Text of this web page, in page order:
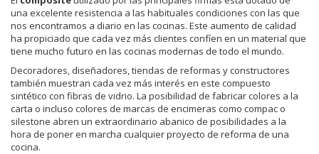
una excelente resistencia a las habituales condiciones con las que
nos encontramos a diario en las cocinas. Este aumento de calidad
ha propiciado que cada vez más clientes confíen en un material que
tiene mucho futuro en las cocinas modernas de todo el mundo.
Decoradores, diseñadores, tiendas de reformas y constructores
también muestran cada vez más interés en este compuesto
sintético con fibras de vidrio. La posibilidad de fabricar colores a la
carta o incluso colores de marcas de encimeras como compac o
silestone abren un extraordinario abanico de posibilidades a la
hora de poner en marcha cualquier proyecto de reforma de una
cocina.